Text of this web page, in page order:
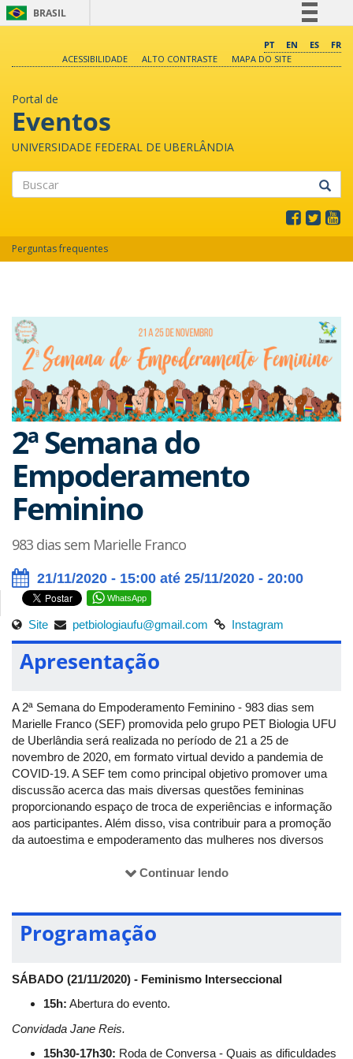
BRASIL
Comunica BR
PT EN ES
FR
ACESSIBILIDADE
ALTO CONTRASTE MAPA DO SITE
Portal de
Eventos
UNIVERSIDADE FEDERAL DE UBERLÂNDIA
Perguntas frequentes
2ª Semana do
Empoderamento
Feminino
983 dias sem Marielle Franco
21/11/2020 - 15:00 até 25/11/2020 - 20:00
WhatsApp
Site petbiologiaufu@gmail.com Instagram
Apresentação
A 2ª Semana do Empoderamento Feminino - 983 dias sem
Marielle Franco (SEF) promovida pelo grupo PET Biologia UFU
de Uberlândia será realizada no período de 21 a 25 de
novembro de 2020, em formato virtual devido a pandemia de
COVID-19. A SEF tem como principal objetivo promover uma
discussão acerca das mais diversas questões femininas
proporcionando espaço de troca de experiências e informação
aos participantes. Além disso, visa contribuir para a promoção
da autoestima e empoderamento das mulheres nos diversos
questionamento quanto às desigualdades e preconceitos a que
Esse ano nossa homenagem será para Marielle Francisco da
Silva, conhecida como Marielle Franco, assassinada
Mathias Gomes, no Estácio, região central do Rio de Janeiro.
Marielle foi uma socióloga e política brasileira, filiada ao Partido
de Janeiro para a Legislatura 2017-2020, durante a eleição
municipal de 2016, com a quinta maior votação. Marielle
Continuar lendo
Programação
SÁBADO (21/11/2020) - Feminismo Interseccional
15h: Abertura do evento.
Convidada Jane Reis.
15h30-17h30: Roda de Conversa - Quais as dificuldades